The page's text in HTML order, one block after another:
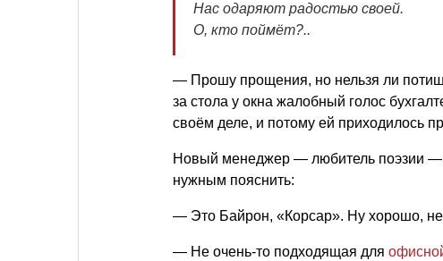
Нас одаряют радостью своей.
О, кто поймёт?..
— Прошу прощения, но нельзя ли
за стола у окна жалобный голос
своём деле, и потому ей приходилось
Новый менеджер — любитель поэзии —
нужным пояснить:
— Это Байрон, «Корсар». Ну хорошо, не
— Не очень-то подходящая для